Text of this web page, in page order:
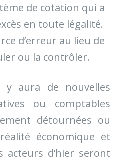
de cotation qui a
en toute légalité.
d’erreur au lieu de
ou la contrôler.
y aura de nouvelles
ou comptables
détournées ou
économique et
acteurs d’hier seront